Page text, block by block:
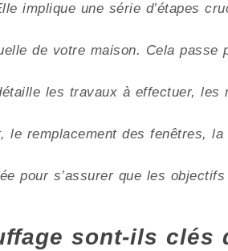
implique une série d’étapes
de votre maison. Cela passe
les travaux à effectuer, les
remplacement des fenêtres, la
pour s’assurer que les
sont-ils clés